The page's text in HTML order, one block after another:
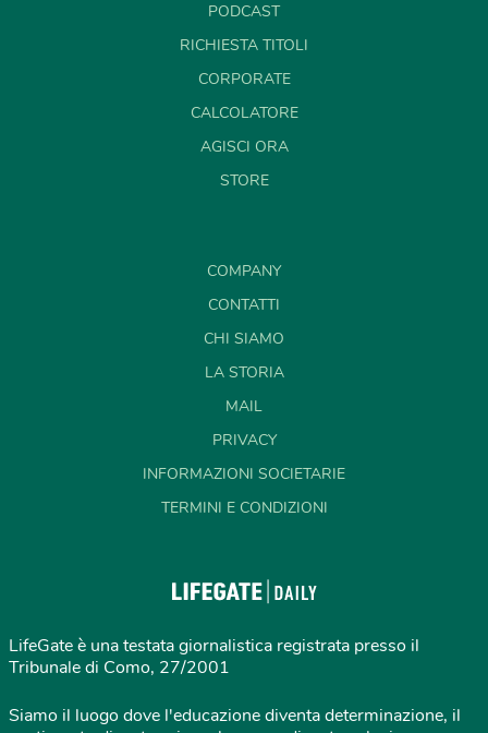
PODCAST
RICHIESTA TITOLI
CORPORATE
CALCOLATORE
AGISCI ORA
STORE
COMPANY
CONTATTI
CHI SIAMO
LA STORIA
MAIL
PRIVACY
INFORMAZIONI SOCIETARIE
TERMINI E CONDIZIONI
LifeGate è una testata giornalistica registrata presso il
Tribunale di Como, 27/2001
Siamo il luogo dove l'educazione diventa determinazione, il